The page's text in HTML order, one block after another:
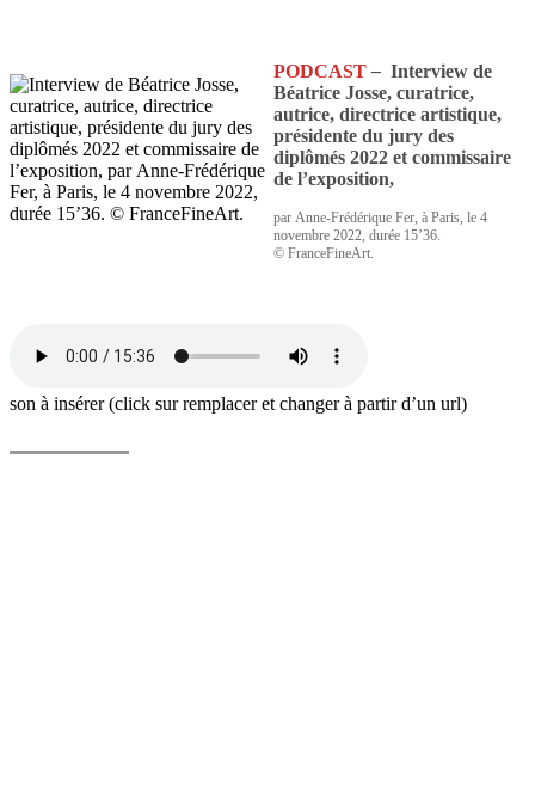
PODCAST– Interview de
Béatrice Josse, curatrice,
autrice, directrice artistique,
présidente du jury des
diplômés 2022 et commissaire
de l’exposition,
par Anne-Frédérique Fer, à Paris, le 4
novembre 2022, durée 15’36.
© FranceFineArt.
son à insérer (click sur remplacer et changer à partir d’un url)